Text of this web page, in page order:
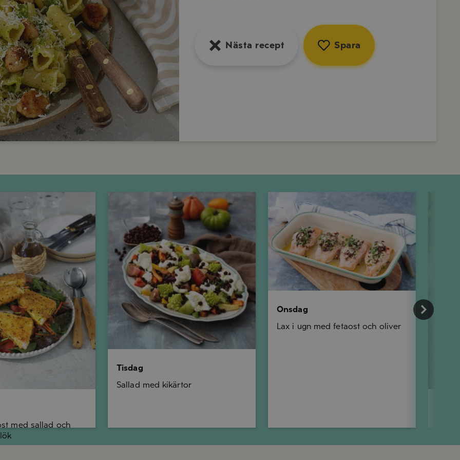
Spara
Nästa recept Spara
med sallad och
Tisdag
Sallad med kikärtor
Onsdag
Lax i ugn med fetaost och oliver